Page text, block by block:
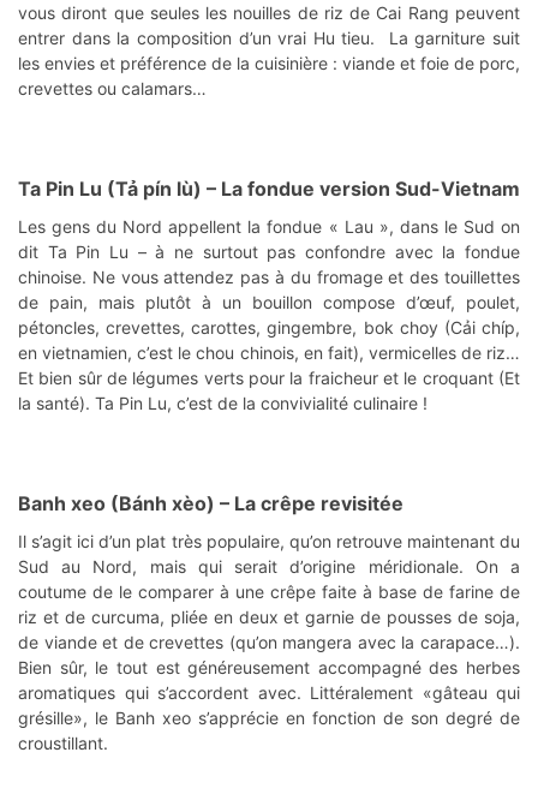
vous diront que seules les nouilles de riz de Cai Rang peuvent
entrer dans la composition d’un vrai Hu tieu. La garniture suit
les envies et préférence de la cuisinière : viande et foie de porc,
crevettes ou calamars…
Ta Pin Lu (Tả pín lù) – La fondue version Sud-Vietnam
Les gens du Nord appellent la fondue « Lau », dans le Sud on
dit Ta Pin Lu – à ne surtout pas confondre avec la fondue
chinoise. Ne vous attendez pas à du fromage et des touillettes
de pain, mais plutôt à un bouillon compose d’œuf, poulet,
pétoncles, crevettes, carottes, gingembre, bok choy (Cải chíp,
en vietnamien, c’est le chou chinois, en fait), vermicelles de riz…
Et bien sûr de légumes verts pour la fraicheur et le croquant (Et
la santé). Ta Pin Lu, c’est de la convivialité culinaire !
Banh xeo (Bánh xèo) – La crêpe revisitée
Il s’agit ici d’un plat très populaire, qu’on retrouve maintenant du
Sud au Nord, mais qui serait d’origine méridionale. On a
coutume de le comparer à une crêpe faite à base de farine de
riz et de curcuma, pliée en deux et garnie de pousses de soja,
de viande et de crevettes (qu’on mangera avec la carapace…).
Bien sûr, le tout est généreusement accompagné des herbes
aromatiques qui s’accordent avec. Littéralement «gâteau qui
grésille», le Banh xeo s’apprécie en fonction de son degré de
croustillant.